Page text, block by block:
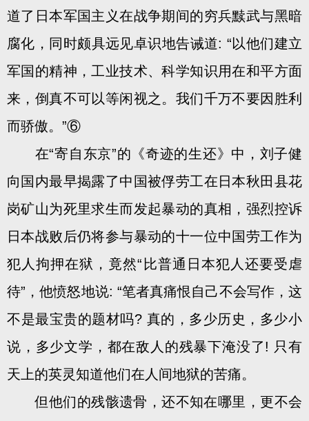
道了日本军国主义在战争期间的穷兵黩武与黑暗
腐化，同时颇具远见卓识地告诫道: “以他们建立
军国的精神，工业技术、科学知识用在和平方面
来，倒真不可以等闲视之。我们千万不要因胜利
而骄傲。”⑥
在“寄自东京”的《奇迹的生还》中，刘子健
向国内最早揭露了中国被俘劳工在日本秋田县花
岗矿山为死里求生而发起暴动的真相，强烈控诉
日本战败后仍将参与暴动的十一位中国劳工作为
犯人拘押在狱，竟然“比普通日本犯人还要受虐
待”，他愤怒地说: “笔者真痛恨自己不会写作，这
不是最宝贵的题材吗? 真的，多少历史，多少小
说，多少文学，都在敌人的残暴下淹没了! 只有
天上的英灵知道他们在人间地狱的苦痛。
但他们的残骸遗骨，还不知在哪里，更不会